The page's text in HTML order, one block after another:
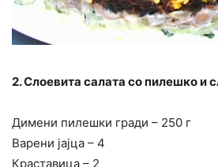
2. Слоевита салата со пилешко и
Димени пилешки гради – 250 г
Варени јајца – 4
Краставица – 2